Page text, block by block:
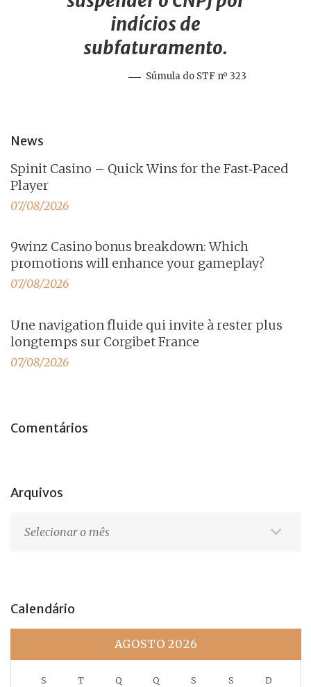
indícios de
subfaturamento.
Súmula do STF nº 323
News
Spinit Casino – Quick Wins for the Fast‑Paced
Player
07/08/2026
9winz Casino bonus breakdown: Which
promotions will enhance your gameplay?
07/08/2026
Une navigation fluide qui invite à rester plus
longtemps sur Corgibet France
07/08/2026
Comentários
Arquivos
Calendário
AGOSTO 2026
S T Q Q S S D